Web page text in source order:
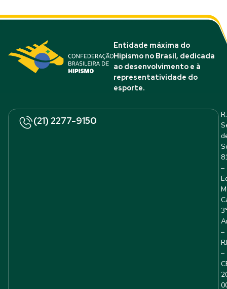
Entidade máxima do
Hipismo no Brasil, dedicada
ao desenvolvimento e à
representatividade do
esporte.
(21) 2277-9150
R.
–
–
RJ
–